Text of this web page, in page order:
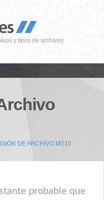
y tipos de archivos
DE ARCHIVO MS10
probable que